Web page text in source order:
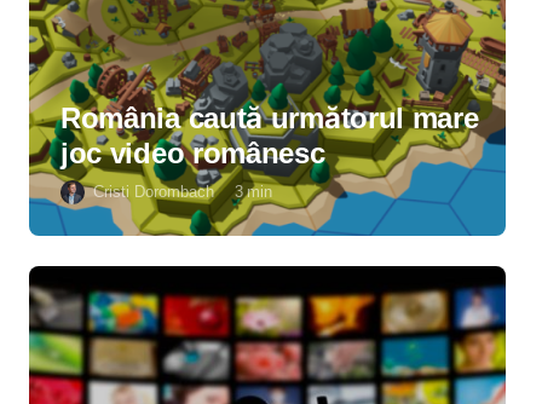
România caută următorul mare
joc video românesc
Cristi Dorombach 3 min